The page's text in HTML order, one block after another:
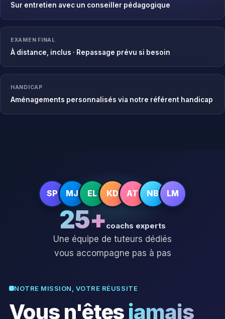
Sur entretien avec un conseiller pédagogique
EXAMEN FINAL
À distance, inclus · Repassage prévu si besoin
HANDICAP
Aménagements personnalisés via notre référent handicap
SP MJ EL KD AT NB LM
25+coachs experts
Une équipe de tuteurs dédiés
vous accompagne pas à pas
NOTRE MISSION, VOTRE RÉUSSITE
Vous n'êtesjamais